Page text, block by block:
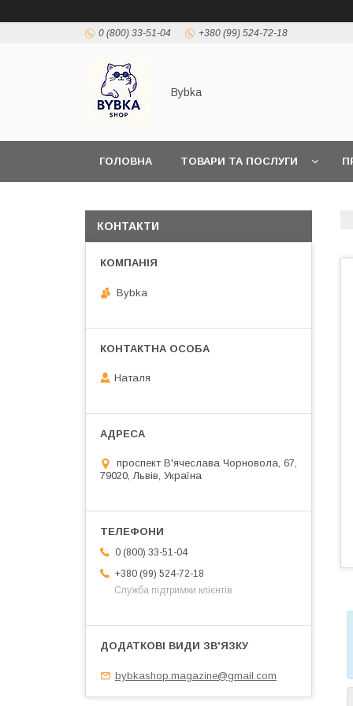
0 (800) 33-51-04 +380 (99) 524-72-18
Bybka
ГОЛОВНА ТОВАРИ ТА ПОСЛУГИ
КОНТАКТИ
Bybka
Наталя
проспект В'ячеслава Чорновола, 67,
79020, Львів, Україна
0 (800) 33-51-04
+380 (99) 524-72-18
Служба підтримки клієнтів
bybkashop.magazine@gmail.com